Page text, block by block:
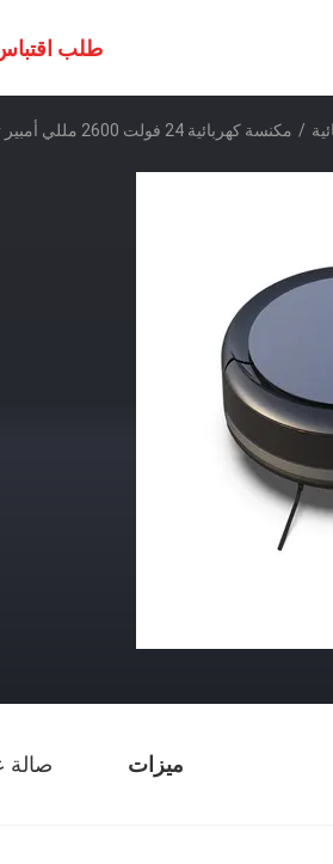
طلب
/ مكنسة كهربائية 24 فولت 2600 مللي أمبير تعمل بالبطارية لتنظيف المنزل
ميزات